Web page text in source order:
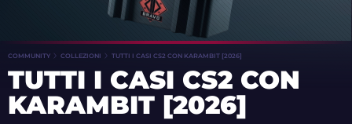
COMMUNITY COLLEZIONI TUTTI I CASI CS2 CON KARAMBIT [2026]
TUTTI I CASI CS2 CON
KARAMBIT [2026]